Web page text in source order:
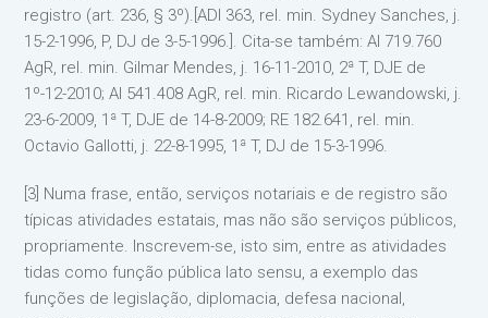
registro (art. 236, § 3º).[ADI 363, rel. min. Sydney Sanches, j.
15-2-1996, P, DJ de 3-5-1996.]. Cita-se também: AI 719.760
AgR, rel. min. Gilmar Mendes, j. 16-11-2010, 2ª T, DJE de
1º-12-2010; AI 541.408 AgR, rel. min. Ricardo Lewandowski, j.
23-6-2009, 1ª T, DJE de 14-8-2009; RE 182.641, rel. min.
Octavio Gallotti, j. 22-8-1995, 1ª T, DJ de 15-3-1996.
[3] Numa frase, então, serviços notariais e de registro são
típicas atividades estatais, mas não são serviços públicos,
propriamente. Inscrevem-se, isto sim, entre as atividades
tidas como função pública lato sensu, a exemplo das
funções de legislação, diplomacia, defesa nacional,